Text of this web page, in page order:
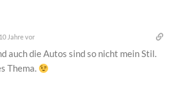
10 Jahre vor
auch die Autos sind so nicht mein Stil.
Thema.